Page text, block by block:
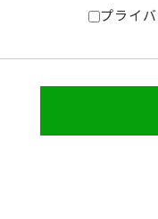
プライ